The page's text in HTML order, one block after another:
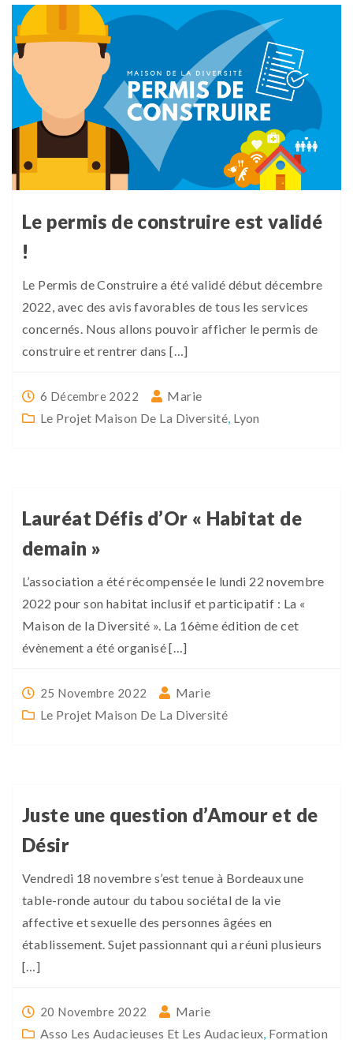
Le permis de construire est validé
!
Le Permis de Construire a été validé début décembre
2022, avec des avis favorables de tous les services
concernés. Nous allons pouvoir afficher le permis de
construire et rentrer dans […]
6 Décembre 2022
Marie
Le Projet Maison De La Diversité, Lyon
Lauréat Défis d’Or « Habitat de
demain »
L’association a été récompensée le lundi 22 novembre
2022 pour son habitat inclusif et participatif : La «
Maison de la Diversité ». La 16ème édition de cet
évènement a été organisé […]
25 Novembre 2022
Marie
Le Projet Maison De La Diversité
Juste une question d’Amour et de
Désir
Vendredi 18 novembre s’est tenue à Bordeaux une
table-ronde autour du tabou sociétal de la vie
affective et sexuelle des personnes âgées en
établissement. Sujet passionnant qui a réuni plusieurs
[…]
20 Novembre 2022
Marie
Asso Les Audacieuses Et Les Audacieux, Formation